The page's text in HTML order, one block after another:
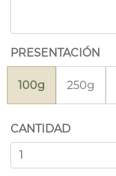
PRESENTACIÓN
100g 250g
CANTIDAD